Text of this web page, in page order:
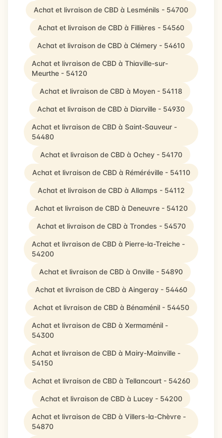
Achat et livraison de CBD à Lesménils - 54700
Achat et livraison de CBD à Fillières - 54560
Achat et livraison de CBD à Clémery - 54610
Achat et livraison de CBD à Thiaville-sur-
Meurthe - 54120
Achat et livraison de CBD à Moyen - 54118
Achat et livraison de CBD à Diarville - 54930
Achat et livraison de CBD à Saint-Sauveur -
54480
Achat et livraison de CBD à Ochey - 54170
Achat et livraison de CBD à Réméréville - 54110
Achat et livraison de CBD à Allamps - 54112
Achat et livraison de CBD à Deneuvre - 54120
Achat et livraison de CBD à Trondes - 54570
Achat et livraison de CBD à Pierre-la-Treiche -
54200
Achat et livraison de CBD à Onville - 54890
Achat et livraison de CBD à Aingeray - 54460
Achat et livraison de CBD à Bénaménil - 54450
Achat et livraison de CBD à Xermaménil -
54300
Achat et livraison de CBD à Mairy-Mainville -
54150
Achat et livraison de CBD à Tellancourt - 54260
Achat et livraison de CBD à Lucey - 54200
Achat et livraison de CBD à Villers-la-Chèvre -
54870